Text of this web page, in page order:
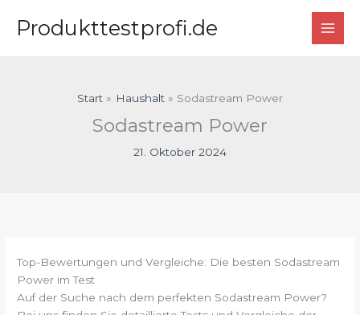
InhaltProdukttestprofi.de
Start Haushalt Sodastream Power
Sodastream Power
21. Oktober 2024
Top-Bewertungen und Vergleiche: Die besten Sodastream
Power im Test
Auf der Suche nach dem perfekten Sodastream Power?